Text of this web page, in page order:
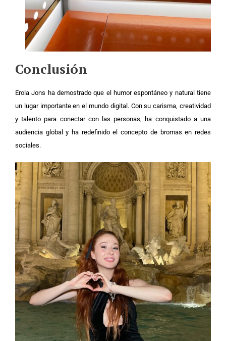
Conclusión
Erola Jons ha demostrado que el humor espontáneo y natural tiene
un lugar importante en el mundo digital. Con su carisma, creatividad
y talento para conectar con las personas, ha conquistado a una
audiencia global y ha redefinido el concepto de bromas en redes
sociales.